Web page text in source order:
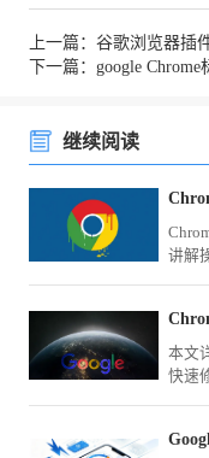
上一篇：谷歌浏览器插
下一篇：google
继续阅读
讲解
本文
快速